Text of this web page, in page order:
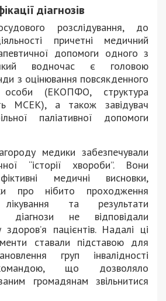
діагнозів
розслідування, до
причетні медичний
допомоги одного з
водночас є головою
з оцінювання повсякденного
особи (ЕКОПФО, структура
МСЕК), а також завідувач
паліативної допомоги
медики забезпечували
“історії хвороби”. Вони
медичні висновки,
про нібито проходження
лікування та результати
діагнози не відповідали
пацієнтів. Надалі ці
ставали підставою для
груп інвалідності
що дозволяло
громадянам звільнитися